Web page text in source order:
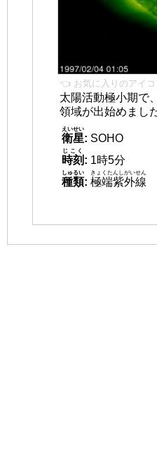
👈 お気に入りのアイコ
太陽活動極小期で
領域が出始めまし
衛星
えいせい
: SOHO
時刻
じこく
: 1時5分
種類
しゅるい
: 極端紫外線
きょくたんしがいせん